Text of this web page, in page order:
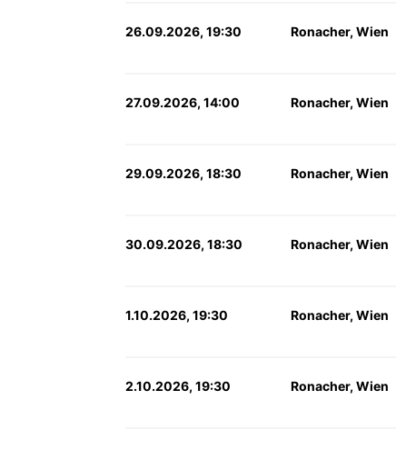
26.09.2026, 19:30 Ronacher, Wien
27.09.2026, 14:00 Ronacher, Wien
29.09.2026, 18:30 Ronacher, Wien
30.09.2026, 18:30 Ronacher, Wien
1.10.2026, 19:30 Ronacher, Wien
2.10.2026, 19:30 Ronacher, Wien